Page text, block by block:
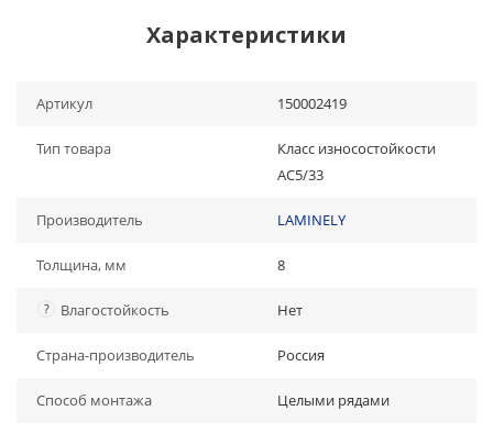
Характеристики
Артикул 150002419
Тип товара
Класс износостойкости
АС5/33
Производитель LAMINELY
Толщина, мм 8
? Влагостойкость Нет
Страна-производитель Россия
Способ монтажа Целыми рядами